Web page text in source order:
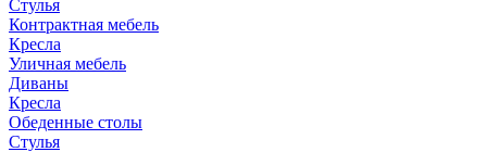
Стулья
Контрактная мебель
Кресла
Уличная мебель
Диваны
Кресла
Обеденные столы
Стулья